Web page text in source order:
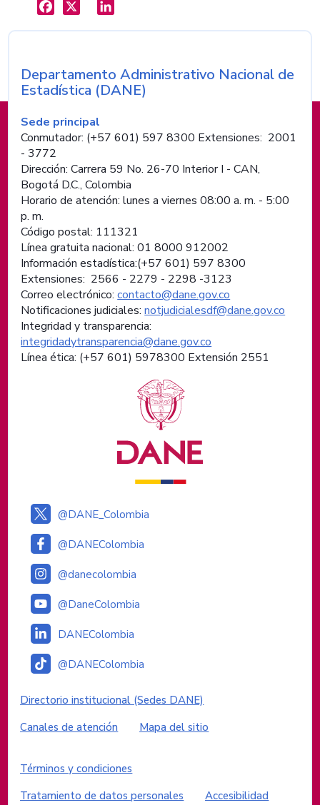
X LinkedIn
Información de pie de página
Nombre de la entidad
Departamento Administrativo Nacional de
Estadística (DANE)
Sede principal
Conmutador: (+57 601) 597 8300 Extensiones: 2001
- 3772
Dirección: Carrera 59 No. 26-70 Interior I - CAN,
Bogotá D.C., Colombia
Horario de atención: lunes a viernes 08:00 a. m. - 5:00
p. m.
Código postal: 111321
Línea gratuita nacional: 01 8000 912002
Información estadística:(+57 601) 597 8300
Extensiones: 2566 - 2279 - 2298 -3123
Correo electrónico:contacto@dane.gov.co
Notificaciones judiciales:notjudicialesdf@dane.gov.co
Integridad y transparencia:
integridadytransparencia@dane.gov.co
Línea ética: (+57 601) 5978300 Extensión 2551
Logos institucionales
@DANE_Colombia
@DANEColombia
@danecolombia
@DaneColombia
DANEColombia
@DANEColombia
Enlaces institucionales
Directorio institucional (Sedes DANE)
Canales de atención
Mapa del sitio
Enlaces del sitio
Términos y condiciones
Tratamiento de datos personales
Accesibilidad